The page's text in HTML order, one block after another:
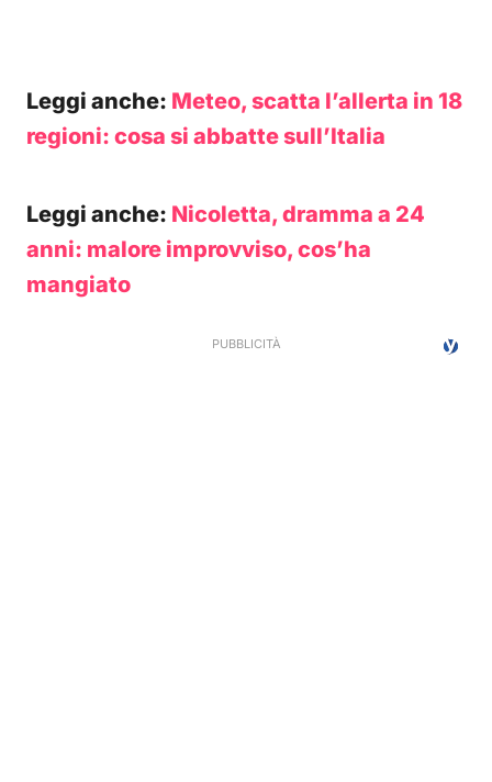
Leggi anche: Meteo, scatta l’allerta in 18
regioni: cosa si abbatte sull’Italia
Leggi anche: Nicoletta, dramma a 24
anni: malore improvviso, cos’ha
mangiato